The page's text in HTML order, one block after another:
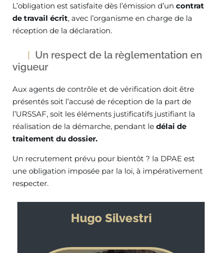
L’obligation est satisfaite dès l’émission d’un contrat
de travail écrit, avec l’organisme en charge de la
réception de la déclaration.
Un respect de la règlementation en
vigueur
Aux agents de contrôle et de vérification doit être
présentés soit l’accusé de réception de la part de
l’URSSAF, soit les éléments justificatifs justifiant la
réalisation de la démarche, pendant le délai de
traitement du dossier.
Un recrutement prévu pour bientôt ? la DPAE est
une obligation imposée par la loi, à impérativement
respecter.
Hugo Silvestri